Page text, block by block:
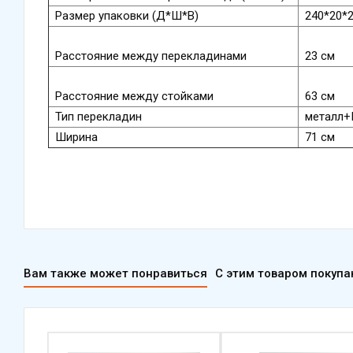
Размер упаковки (Д*Ш*В)
Расстояние между перекладинами 23 см
Расстояние между стойками
63 см
Тип перекладин
Ширина
71 см
Вам также может понравиться С этим товаром